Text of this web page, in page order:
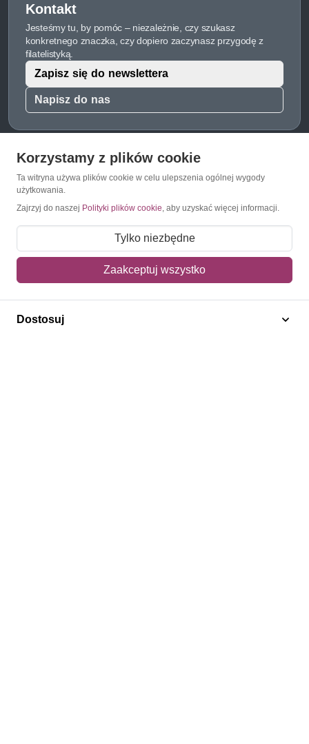
Kontakt
Jesteśmy tu, by pomóc – niezależnie, czy szukasz
konkretnego znaczka, czy dopiero zaczynasz przygodę z
filatelistyką.
Napisz do nas
Zapisz się do newslettera
O Znaczkopol.pl
O nas
Blog
Regulamin
Polityka prywatności
Mapa strony
Korzystamy z plików cookie
Ta witryna używa plików cookie w celu ulepszenia ogólnej wygody
użytkowania.
Zajrzyj do naszej Polityki plików cookie, aby uzyskać więcej informacji.
Tylko niezbędne
Zaakceptuj wszystko
Dostosuj